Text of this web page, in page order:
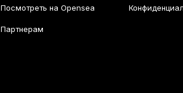
Посмотреть на Opensea
Партнерам